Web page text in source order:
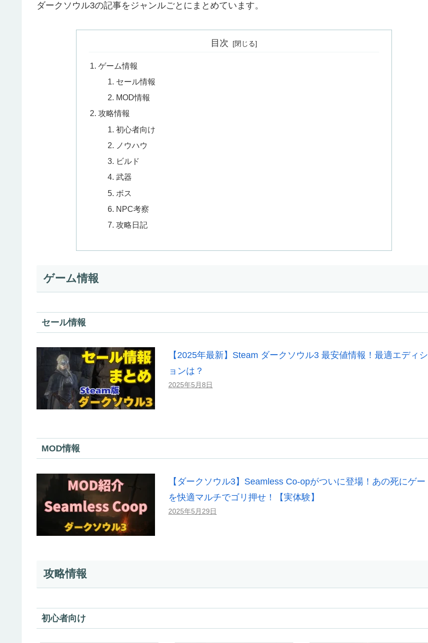
ダークソウル3の記事をジャンルごとにまとめています。
目次
ゲーム情報
セール情報
MOD情報
攻略情報
初心者向け
ノウハウ
ビルド
武器
ボス
NPC考察
攻略日記
ゲーム情報
セール情報
【2025年最新】Steam ダークソウル3 最安値情報！最適エディシ
ョンは？
2025年5月8日
MOD情報
【ダークソウル3】Seamless Co-opがついに登場！あの死にゲー
を快適マルチでゴリ押せ！【実体験】
2025年5月29日
攻略情報
初心者向け